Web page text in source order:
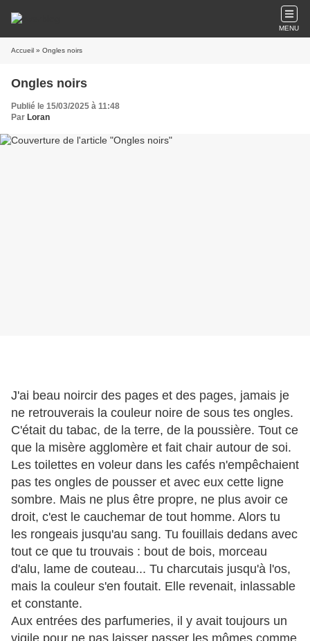
MENU
Accueil » Ongles noirs
Ongles noirs
Publié le 15/03/2025 à 11:48
Par Loran
J'ai beau noircir des pages et des pages, jamais je
ne retrouverais la couleur noire de sous tes ongles.
C'était du tabac, de la terre, de la poussière. Tout ce
que la misère agglomère et fait chair autour de soi.
Les toilettes en voleur dans les cafés n'empêchaient
pas tes ongles de pousser et avec eux cette ligne
sombre. Mais ne plus être propre, ne plus avoir ce
droit, c'est le cauchemar de tout homme. Alors tu
les rongeais jusqu'au sang. Tu fouillais dedans avec
tout ce que tu trouvais : bout de bois, morceau
d'alu, lame de couteau... Tu charcutais jusqu'à l'os,
mais la couleur s'en foutait. Elle revenait, inlassable
et constante.
Aux entrées des parfumeries, il y avait toujours un